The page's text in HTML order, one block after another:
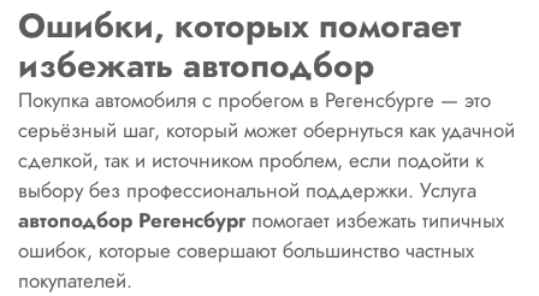
Ошибки, которых помогает
избежать автоподбор
Покупка автомобиля с пробегом в Регенсбурге — это
серьёзный шаг, который может обернуться как удачной
сделкой, так и источником проблем, если подойти к
выбору без профессиональной поддержки. Услуга
автоподбор Регенсбург помогает избежать типичных
ошибок, которые совершают большинство частных
покупателей.